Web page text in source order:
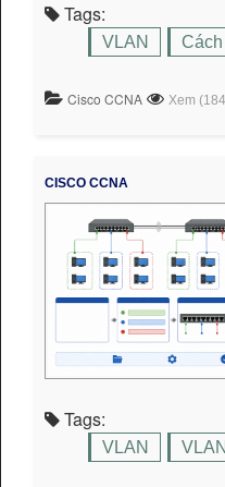
Tags:
VLAN
Cisco CCNA Xem
CISCO CCNA
Tags:
VLAN